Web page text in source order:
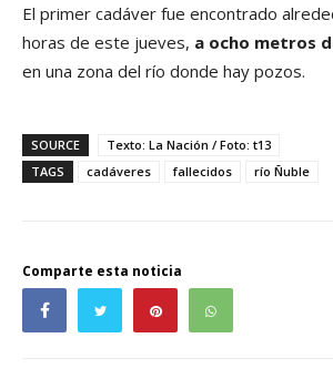
El primer cadáver fue encontrado
horas de este jueves, a ocho metros
en una zona del río donde hay pozos.
SOURCE
Texto: La Nación / Foto: t13
TAGS
cadáveres fallecidos río Ñuble
Comparte esta noticia